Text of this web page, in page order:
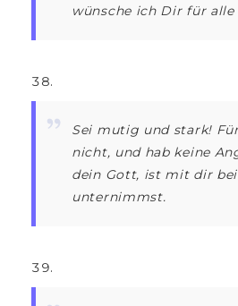
wünsche ich Dir für alle
Sei mutig und stark!
nicht, und hab keine
dein Gott, ist mit dir
unternimmst.